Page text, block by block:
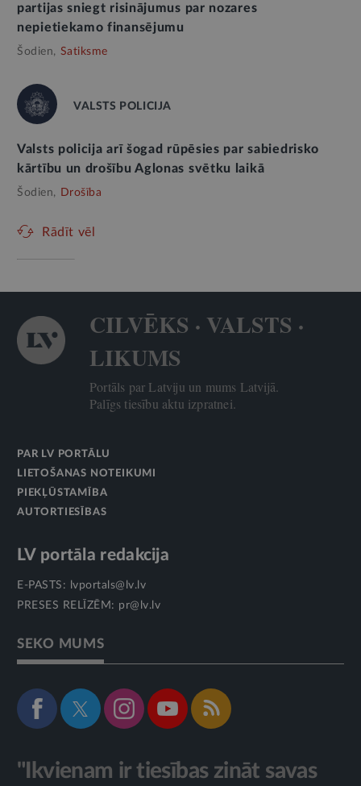
partijas sniegt risinājumus par nozares
nepietiekamo finansējumu
Šodien, Satiksme
VALSTS POLICIJA
Valsts policija arī šogad rūpēsies par sabiedrisko
kārtību un drošību Aglonas svētku laikā
Šodien, Drošība
Rādīt vēl
CILVĒKS · VALSTS ·
LIKUMS
Portāls par Latviju un mums Latvijā.
Palīgs tiesību aktu izpratnei.
PAR LV PORTĀLU
LIETOŠANAS NOTEIKUMI
PIEKĻŪSTAMĪBA
AUTORTIESĪBAS
LV portāla redakcija
E-PASTS:
lvportals@lv.lv
PRESES RELĪZĒM: pr@lv.lv
SEKO MUMS
"Ikvienam ir tiesības zināt savas